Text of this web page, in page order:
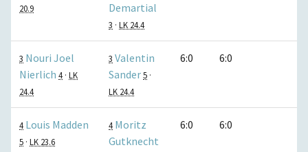
20.9
Demartial
3 · LK 24.4
3 Nouri Joel
Nierlich 4 · LK
24.4
3 Valentin
Sander5 ·
LK 24.4
6:0 6:0
4 Louis Madden
5 · LK 23.6
4 Moritz
Gutknecht
6:0 6:0